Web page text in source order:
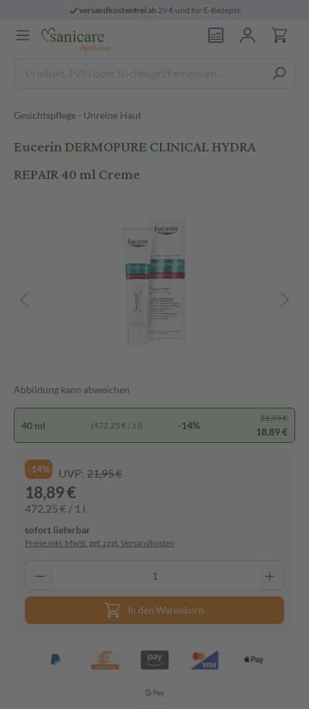
versandkostenfreiab 29 € und für E-Rezepte
Gesichtspflege - Unreine Haut
Eucerin DERMOPURE CLINICAL HYDRA
REPAIR 40 ml Creme
Abbildung kann abweichen
40 ml (472,25 € / 1 l) -14%
21,95 €
18,89 €
-14% UVP: 21,95 €
18,89 €
472,25 € / 1 l
sofort lieferbar
Preise inkl. MwSt. ggf. zzgl. Versandkosten
In den Warenkorb